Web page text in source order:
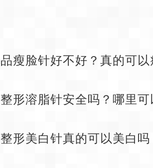
瘦脸针好不好？真的可
形溶脂针安全吗？哪里
形美白针真的可以美白